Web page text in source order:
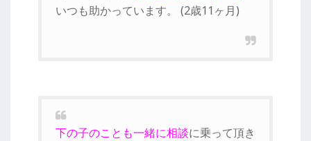
いつも助かっています。 (2歳11ヶ月)
下の子のことも一緒に相談に乗って頂き